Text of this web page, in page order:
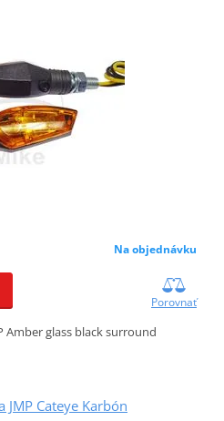
Na objednávku
Porovnať
Amber glass black surround
Cateye Karbón